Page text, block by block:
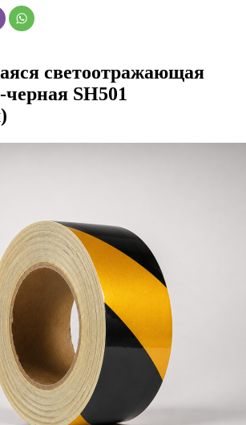
светоотражающая
SH501